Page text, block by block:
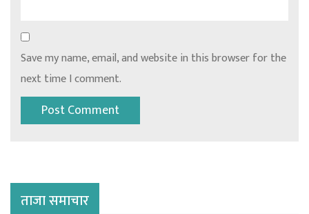
Save my name, email, and website in this browser for the
next time I comment.
ताजा समाचार